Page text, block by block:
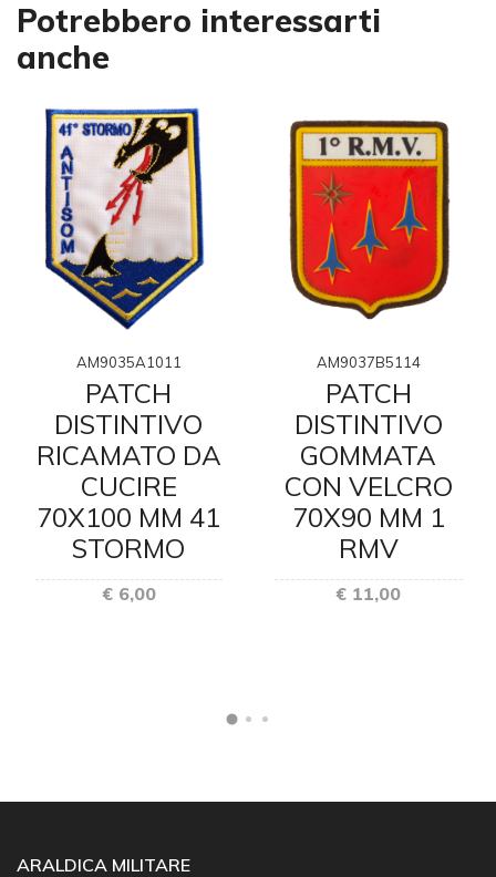
Potrebbero interessarti
anche
AM9035A1011
PATCH
DISTINTIVO
RICAMATO DA
CUCIRE
70X100 MM 41
STORMO
€ 6,00
AM9037B5114
PATCH
DISTINTIVO
GOMMATA
CON VELCRO
70X90 MM 1
RMV
€ 11,00
ARALDICA MILITARE